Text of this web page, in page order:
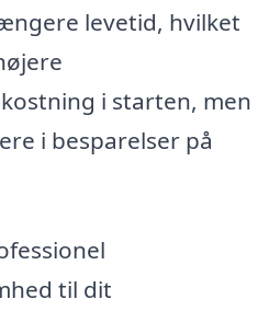
levetid, hvilket
i starten, men
i besparelser på
til dit